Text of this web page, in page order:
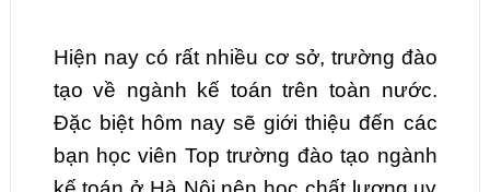
Hiện nay có rất nhiều cơ sở, trường đào
tạo về ngành kế toán trên toàn nước.
Đặc biệt hôm nay sẽ giới thiệu đến các
bạn học viên Top trường đào tạo ngành